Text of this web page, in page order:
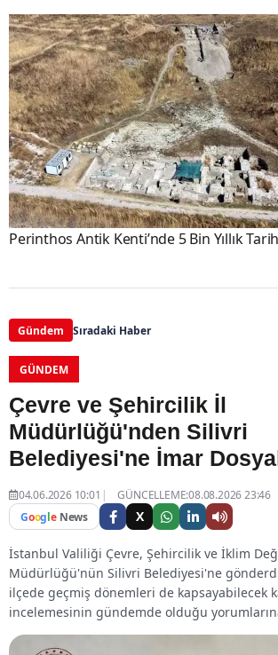
Perinthos Antik Kenti’nde 5 Bin Yıllık
Gündem Sıradaki Haber
GÜNDEM
Çevre ve Şehircilik İl
Müdürlüğü'nden Silivri
Belediyesi'ne İmar
04.06.2026 10:01
GÜNCELLEME:08.08.2026 23:46
Google News X
İstanbul Valiliği Çevre, Şehircilik ve İklim
Müdürlüğü'nün Silivri Belediyesi'ne
ilçede geçmiş dönemleri de kapsayabilecek
incelemesinin gündemde olduğu